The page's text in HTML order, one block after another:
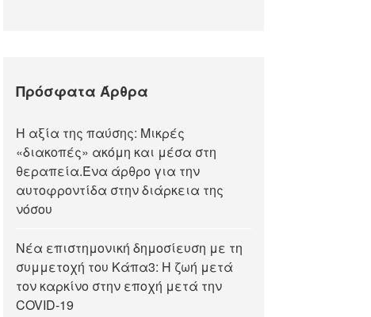
Πρόσφατα Άρθρα
Η αξία της παύσης: Μικρές
«διακοπές» ακόμη και μέσα στη
θεραπεία.Ένα άρθρο για την
αυτοφροντίδα στην διάρκεια της
νόσου
Νέα επιστημονική δημοσίευση με τη
συμμετοχή του Κάπα3: Η ζωή μετά
τον καρκίνο στην εποχή μετά την
COVID-19